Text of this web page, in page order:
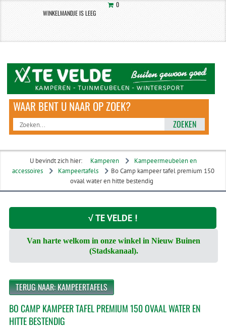
0
WINKELMANDJE IS LEEG
ZOEKEN
U bevindt zich hier: Kamperen
Kampeermeubelen en
accessoires
Kampeertafels
Bo Camp kampeer tafel premium 150
ovaal water en hitte bestendig
√ TE VELDE !
Van harte welkom in onze winkel in Nieuw Buinen
(Stadskanaal).
TERUG NAAR: KAMPEERTAFELS
BO CAMP KAMPEER TAFEL PREMIUM 150 OVAAL WATER EN
HITTE BESTENDIG